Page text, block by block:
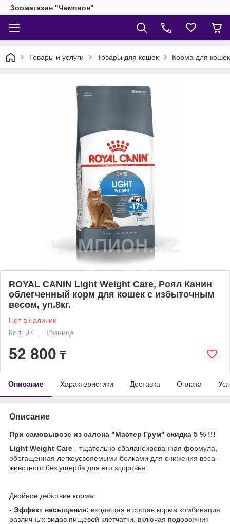
Зоомагазин "Чемпион"
Товары и услуги Товары для кошек Корма для кошек
ROYAL CANIN Light Weight Care, Роял Канин
облегченный корм для кошек с избыточным
весом, уп.8кг.
Нет в наличии
Код: 97
Розница
52 800 ₸
Описание Характеристики Доставка Оплата
Описание
При самовывозе из салона "Мастер Грум" скидка 5 % !!!
Light Weight Care - тщательно сбалансированная формула,
обогащенная легкоусвояемыми белками для снижения веса
животного без ущерба для его здоровья.
Двойное действие корма:
- Эффект насыщения: входящая в состав корма комбинация
различных видов пищевой клетчатки, включая подорожник